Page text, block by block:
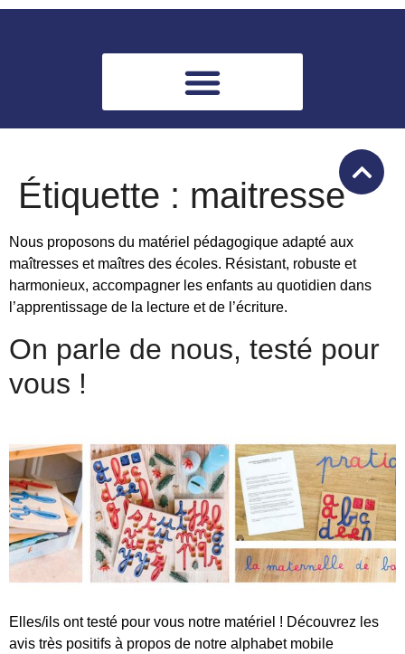
Étiquette : maitresse
Nous proposons du matériel pédagogique adapté aux
maîtresses et maîtres des écoles. Résistant, robuste et
harmonieux, accompagner les enfants au quotidien dans
l’apprentissage de la lecture et de l’écriture.
On parle de nous, testé pour
vous !
Elles/ils ont testé pour vous notre matériel ! Découvrez les
avis très positifs à propos de notre alphabet mobile